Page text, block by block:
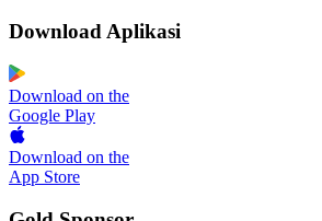
Download Aplikasi
Download on the
Google Play
Download on the
App Store